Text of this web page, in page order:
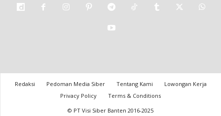
Redaksi Pedoman Media Siber Tentang Kami
Lowongan Kerja
Privacy Policy
Terms & Conditions
© PT Visi Siber Banten 2016-2025